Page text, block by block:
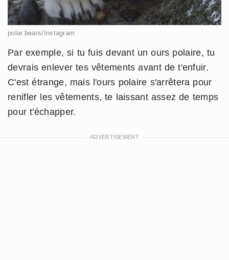
polar.bears/Instagram
Par exemple, si tu fuis devant un ours polaire, tu
devrais enlever tes vêtements avant de t'enfuir.
C'est étrange, mais l'ours polaire s'arrêtera pour
renifler les vêtements, te laissant assez de temps
pour t'échapper.